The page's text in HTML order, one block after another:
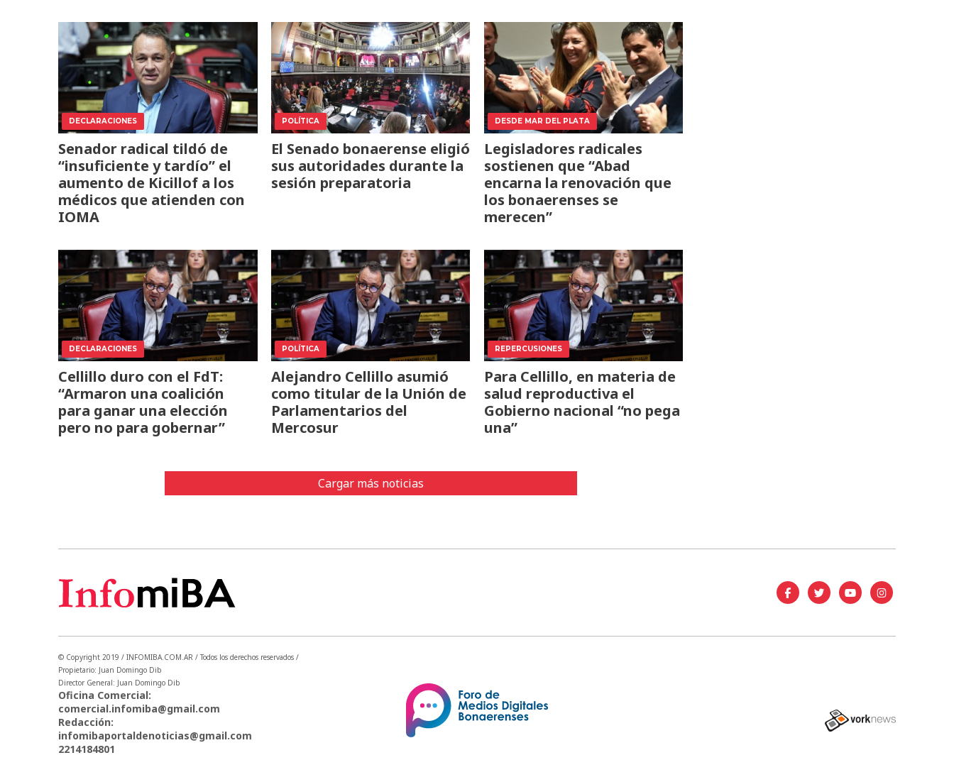
DECLARACIONES
Senador radical tildó de
“insuficiente y tardío” el
aumento de Kicillof a los
médicos que atienden con
IOMA
POLÍTICA
El Senado bonaerense eligió
sus autoridades durante la
sesión preparatoria
DESDE MAR DEL PLATA
Legisladores radicales
sostienen que “Abad
encarna la renovación que
los bonaerenses se
merecen”
DECLARACIONES
Cellillo duro con el FdT:
“Armaron una coalición
para ganar una elección
pero no para gobernar”
POLÍTICA
Alejandro Cellillo asumió
como titular de la Unión de
Parlamentarios del
Mercosur
REPERCUSIONES
Para Cellillo, en materia de
salud reproductiva el
Gobierno nacional “no pega
una”
Cargar más noticias
© Copyright 2019 / INFOMIBA.COM.AR / Todos los derechos reservados /
Propietario: Juan Domingo Dib
Director General: Juan Domingo Dib
Oficina Comercial:
comercial.infomiba@gmail.com
Redacción:
infomibaportaldenoticias@gmail.com
2214184801